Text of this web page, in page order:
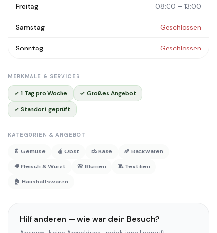
Freitag 08:00 – 13:00
Samstag Geschlossen
Sonntag Geschlossen
MERKMALE & SERVICES
✓ 1 Tag pro Woche ✓ Großes Angebot
✓ Standort geprüft
KATEGORIEN & ANGEBOT
🥬 Gemüse 🍎 Obst 🧀 Käse
🥖 Backwaren
🥩 Fleisch & Wurst
🌸 Blumen
🧵 Textilien
🏠 Haushaltswaren
Hilf anderen — wie war dein Besuch?